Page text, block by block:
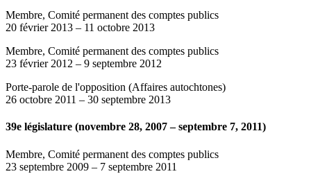
Membre, Comité permanent des comptes publics
20 février 2013 – 11 octobre 2013
Membre, Comité permanent des comptes publics
23 février 2012 – 9 septembre 2012
Porte-parole de l'opposition (Affaires autochtones)
26 octobre 2011 – 30 septembre 2013
39e législature (novembre 28, 2007 – septembre 7, 2011)
Membre, Comité permanent des comptes publics
23 septembre 2009 – 7 septembre 2011